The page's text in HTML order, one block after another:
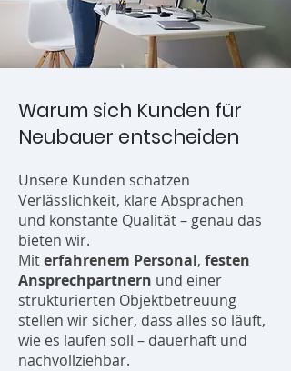
Warum sich Kunden für
Neubauer entscheiden
Unsere Kunden schätzen
Verlässlichkeit, klare Absprachen
und konstante Qualität – genau das
bieten wir.
Miterfahrenem Personal, festen
Ansprechpartnern und einer
strukturierten Objektbetreuung
stellen wir sicher, dass alles so läuft,
wie es laufen soll – dauerhaft und
nachvollziehbar.